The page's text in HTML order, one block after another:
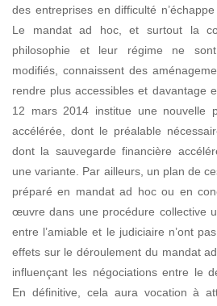
des entreprises en difficulté
Le mandat ad hoc, et surtout la
philosophie et leur régime ne sont
modifiés, connaissent des
rendre plus accessibles et davantage
12 mars 2014 institue une nouvelle
accélérée, dont le préalable
dont la sauvegarde financière
une variante. Par ailleurs, un plan de
préparé en mandat ad hoc ou en
œuvre dans une procédure collective
entre l’amiable et le judiciaire n’ont
effets sur le déroulement du mandat
influençant les négociations entre le
En définitive, cela aura vocation à